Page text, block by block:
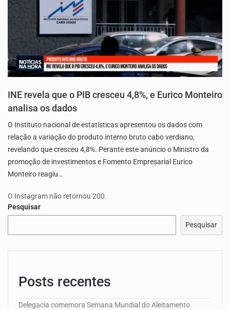
INE revela que o PIB cresceu 4,8%, e Eurico Monteiro
analisa os dados
O Instituto nacional de estatísticas apresentou os dados com
relação a variação do produto interno bruto cabo verdiano,
revelando que cresceu 4,8%. Perante este anúncio o Ministro da
promoção de investimentos e Fomento Empresarial Eurico
Monteiro reagiu…
O Instagram não retornou 200.
Pesquisar
Pesquisar
Posts recentes
Delegacia comemora Semana Mundial do Aleitamento